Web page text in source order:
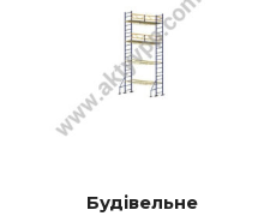
Будівельне